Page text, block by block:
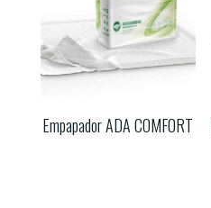
Empapador ADA COMFORT